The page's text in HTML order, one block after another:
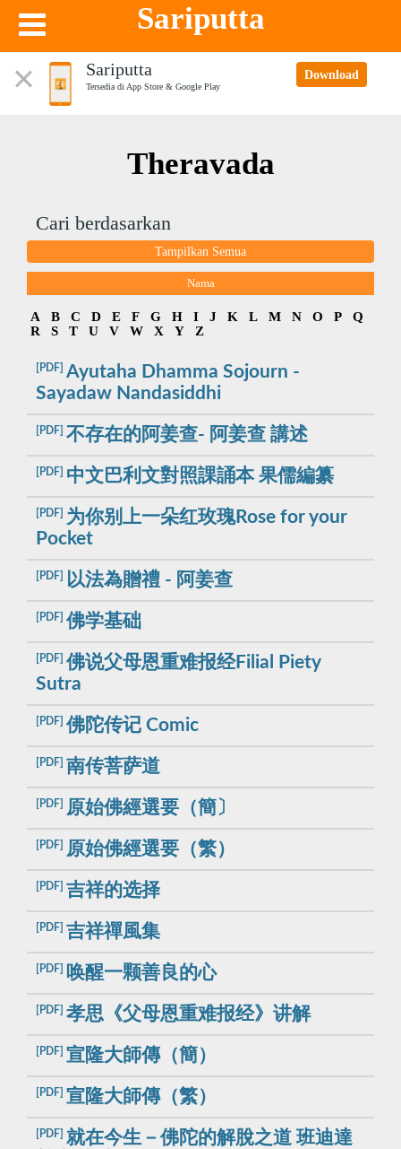
Sariputta
Sariputta
Tersedia di App Store & Google Play
Download
Theravada
Cari berdasarkan
Tampilkan Semua
Nama
A B C D E F G H I J K L M N O P
Q
R
S T U V W X Y Z
[PDF]
Ayutaha Dhamma Sojourn -
Sayadaw Nandasiddhi
[PDF] 不存在的阿姜查- 阿姜查 講述
[PDF] 中文巴利文對照課誦本 果儒編纂
[PDF]
为你别上一朵红玫瑰Rose for your
Pocket
[PDF] 以法為贈禮 - 阿姜查
[PDF] 佛学基础
[PDF]
佛说父母恩重难报经Filial Piety
Sutra
[PDF] 佛陀传记 Comic
[PDF] 南传菩萨道
[PDF] 原始佛經選要（簡〕
[PDF] 原始佛經選要（繁）
[PDF] 吉祥的选择
[PDF] 吉祥禪風集
[PDF] 唤醒一颗善良的心
[PDF] 孝思《父母恩重难报经》讲解
[PDF] 宣隆大師傳（簡）
[PDF] 宣隆大師傳（繁）
[PDF]
就在今生－佛陀的解脫之道 班迪達